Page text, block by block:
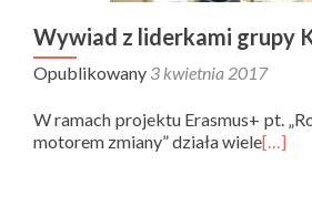
Wywiad z liderkami grupy
Opublikowany 3 kwietnia 2017
W ramach projektu Erasmus+ pt.
motorem zmiany” działa wiele[…]